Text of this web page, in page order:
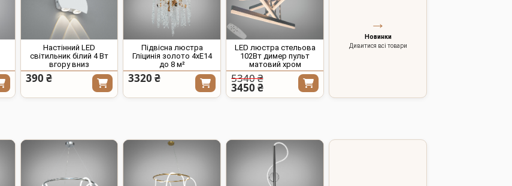
Настінний LED
світильник білий 4 Вт
вгору вниз
390 ₴
Підвісна люстра
Гліцинія золото 4xE14
до 8 м²
3320 ₴
LED люстра стельова
102Вт димер пульт
матовий хром
5340 ₴
3450 ₴
→
Новинки
Дивитися всі товари